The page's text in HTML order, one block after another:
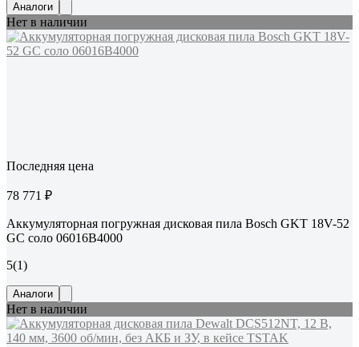
Аналоги
Нет в наличии
Последняя цена
78 771 ₽
Аккумуляторная погружная дисковая пила Bosch GKT 18V-52
GC соло 06016B4000
5(1)
Аналоги
Нет в наличии